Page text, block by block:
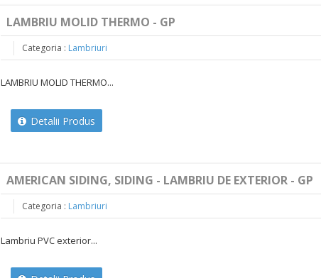
LAMBRIU MOLID THERMO - GP
Categoria : Lambriuri
LAMBRIU MOLID THERMO...
Detalii Produs
AMERICAN SIDING, SIDING - LAMBRIU DE EXTERIOR - GP
Categoria : Lambriuri
Lambriu PVC exterior...